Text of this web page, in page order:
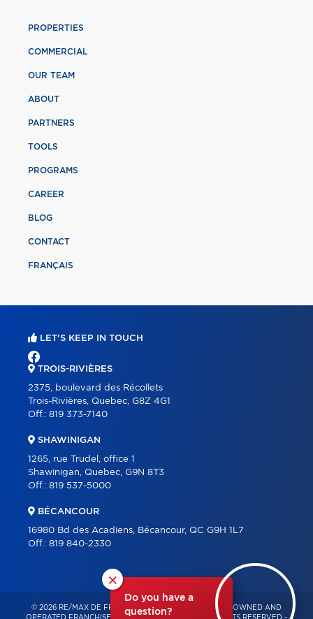
×
Do you have a
question?
PROPERTIES
COMMERCIAL
OUR TEAM
ABOUT
PARTNERS
TOOLS
PROGRAMS
CAREER
BLOG
CONTACT
FRANÇAIS
LET'S KEEP IN TOUCH
TROIS-RIVIÈRES
2375, boulevard des Récollets
Trois-Rivières, Quebec, G8Z 4G1
Off.: 819 373-7140
SHAWINIGAN
1265, rue Trudel, office 1
Shawinigan, Quebec, G9N 8T3
Off.: 819 537-5000
BÉCANCOUR
16980 Bd des Acadiens, Bécancour, QC G9H 1L7
Off.: 819 840-2330
© 2026 RE/MAX DE FRANCHEVILLE – INDEPENDENTLY OWNED AND
OPERATED FRANCHISE OF RE/MAX QUÉBEC – ALL RIGHTS RESERVED -